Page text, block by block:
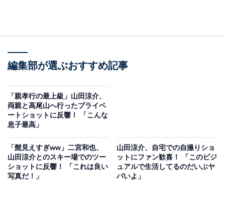
編集部が選ぶおすすめ記事
「親孝行の最上級」山田涼介、
両親と高尾山へ行ったプライベ
ートショットに反響！ 「こんな
息子最高」
「髭見えすぎww」二宮和也、
山田涼介とのスキー場でのツー
ショットに反響！ 「これは良い
写真だ！」
山田涼介、自宅での自撮りショ
ットにファン歓喜！ 「このビジ
ュアルで生活してるのだいぶヤ
バいよ」